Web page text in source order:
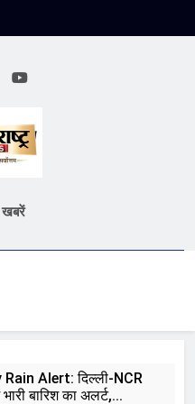
Rashtra
Rain Alert: दिल्ली-NCR
बारिश का अलर्ट,